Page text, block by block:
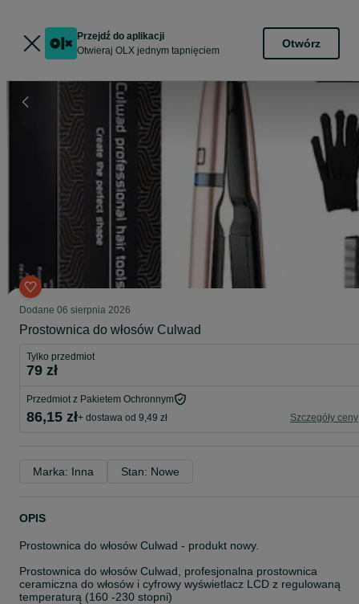
Przejdź do aplikacji
Otwieraj OLX jednym tapnięciem
Otwórz
Dodane 06 sierpnia 2026
Prostownica do włosów Culwad
Tylko przedmiot
79 zł
Przedmiot z Pakietem Ochronnym
86,15 zł+ dostawa od 9,49 zł Szczegóły ceny
Marka: Inna Stan: Nowe
OPIS
Prostownica do włosów Culwad - produkt nowy.
Prostownica do włosów Culwad, profesjonalna prostownica
ceramiczna do włosów i cyfrowy wyświetlacz LCD z regulowaną
temperaturą (160 -230 stopni)